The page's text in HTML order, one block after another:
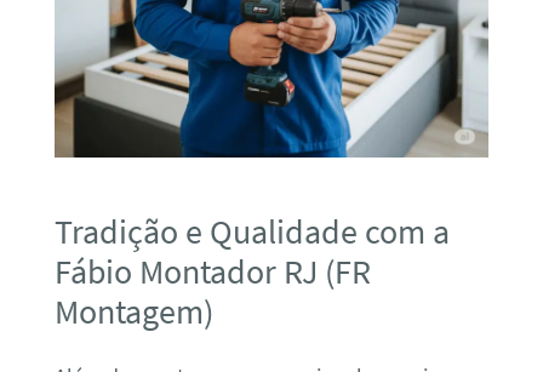
Tradição e Qualidade com a
Fábio Montador RJ (FR
Montagem)